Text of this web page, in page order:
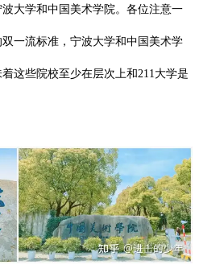
波大学和中国美术学院。各位注意一
一流标准，宁波大学和中国美术学
这些院校至少在层次上和211大学是